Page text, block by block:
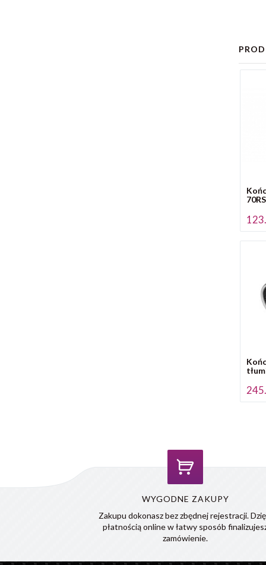
WYGODNE ZAKUPY
Zakupu dokonasz bez zbędnej rejestracji.
płatnością online w łatwy sposób
zamówienie.